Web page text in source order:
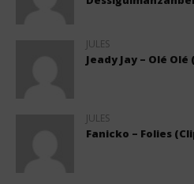
JULES
Jeady Jay – Olé
JULES
Fanicko – Folies